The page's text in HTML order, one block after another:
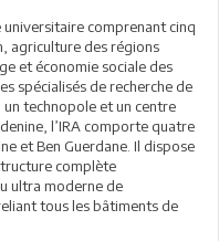
universitaire comprenant cinq
agriculture des régions
et économie sociale des
spécialisés de recherche de
technopole et un centre
l’IRA comporte quatre
et Ben Guerdane. Il dispose
complète
ultra moderne de
tous les bâtiments de